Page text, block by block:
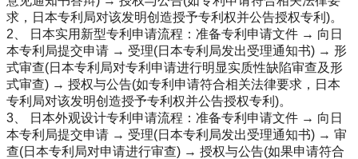
求，日本专利局对该发明创造授予专利权并公告授权专利)。
2、 日本实用新型专利申请流程：准备专利申请文件 → 向日
本专利局提交申请 → 受理(日本专利局发出受理通知书) → 形
式审查(日本专利局对专利申请进行明显实质性缺陷审查及形
式审查) → 授权与公告(如专利申请符合相关法律要求，日本
专利局对该发明创造授予专利权并公告授权专利)。
3、 日本外观设计专利申请流程：准备专利申请文件 → 向日
本专利局提交申请 → 受理(日本专利局发出受理通知书) → 审
查(日本专利局对申请进行审查) → 授权与公告(如果申请符合